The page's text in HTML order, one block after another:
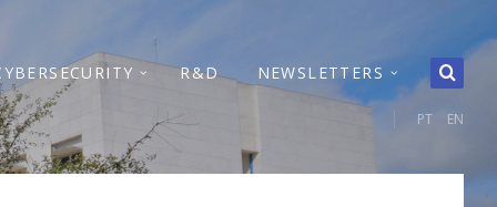
R&D NEWSLETTERS
PT EN